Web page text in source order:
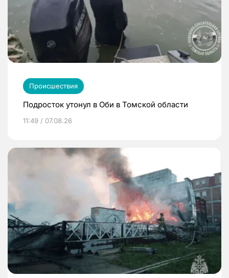
Происшествия
Подросток утонул в Оби в Томской области
11:49 / 07.08.26